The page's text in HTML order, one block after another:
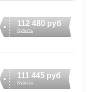
112 480 руб
Купить
111 445 руб
Купить